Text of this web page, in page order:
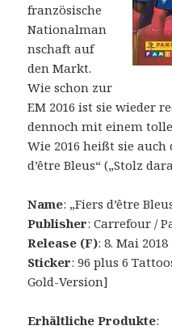
französische
Nationalman
nschaft auf
den Markt.
Wie schon zur
EM 2016 ist sie wieder
dennoch mit einem
Wie 2016 heißt sie
d’être Bleus“ („Stolz
Name: „Fiers d’être
Publisher: Carrefour /
Release (F): 8. Mai 2018
Sticker: 96 plus 6
Gold-Version]
Erhältliche Produkte: